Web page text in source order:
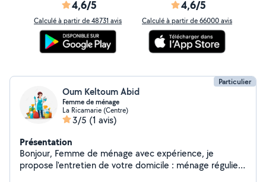
4,6/5
Calculé à partir de 48731 avis
4,6/5
Calculé à partir de 66000 avis
Particulier
Oum Keltoum Abid
Femme de ménage
La Ricamarie (Centre)
3/5 (1 avis)
Présentation
Bonjour, Femme de ménage avec expérience, je
propose l'entretien de votre domicile : ménage régulier